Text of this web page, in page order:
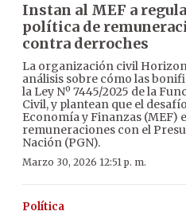
Instan al MEF a
política de
contra derroches
La organización civil
análisis sobre cómo las
la Ley Nº 7445/2025 de la
Civil, y plantean que el
Economía y Finanzas (MEF)
remuneraciones con el
Nación (PGN).
Marzo 30, 2026 12:51 p. m.
Política